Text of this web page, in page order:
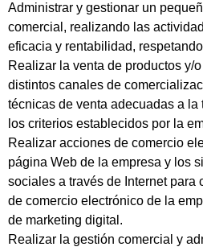
Administrar y gestionar un
comercial, realizando las
eficacia y rentabilidad,
Realizar la venta de productos y/
distintos canales de
técnicas de venta adecuadas a
los criterios establecidos por la
Realizar acciones de comercio
página Web de la empresa y los
sociales a través de Internet para
de comercio electrónico de la
de marketing digital.
Realizar la gestión comercial y